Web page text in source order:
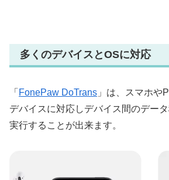
多くのデバイスとOSに対応
「 FonePaw DoTrans 」は、スマホや
デバイスに対応しデバイス間のデー
実行することが出来ます。